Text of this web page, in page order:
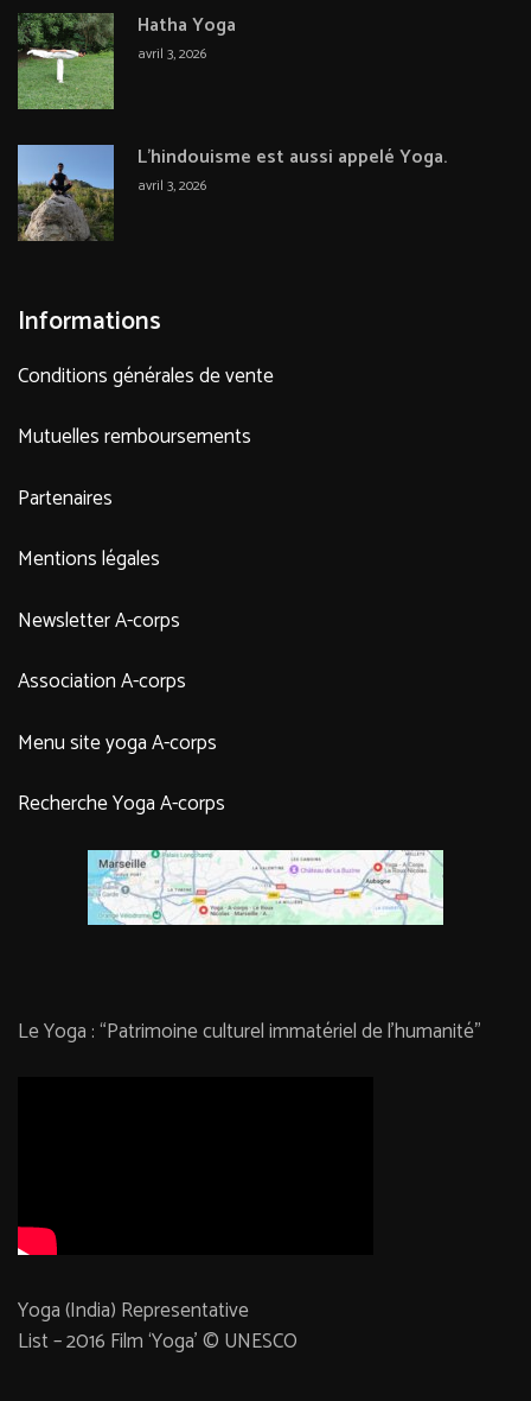
Hatha Yoga
avril 3, 2026
L’hindouisme est aussi appelé Yoga.
avril 3, 2026
Informations
Conditions générales de vente
Mutuelles remboursements
Partenaires
Mentions légales
Newsletter A-corps
Association A-corps
Menu site yoga A-corps
Recherche Yoga A-corps
Le Yoga : “Patrimoine culturel immatériel de l’humanité”
Yoga (India) Representative
List – 2016 Film ‘Yoga’ © UNESCO